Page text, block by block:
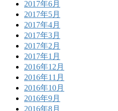
2017年6月
2017年5月
2017年4月
2017年3月
2017年2月
2017年1月
2016年12月
2016年11月
2016年10月
2016年9月
2016年8月